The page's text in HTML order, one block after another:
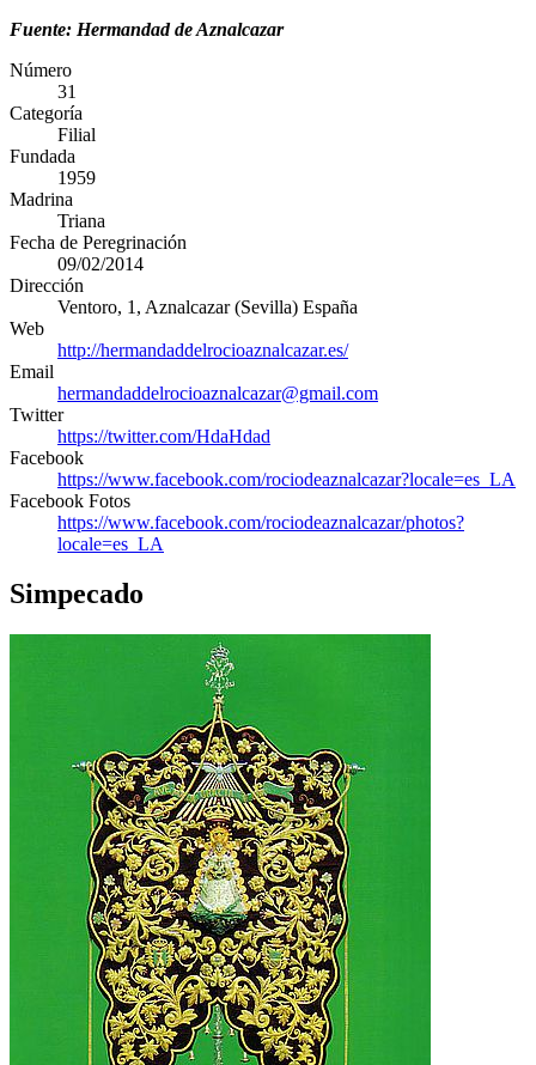
Fuente: Hermandad de Aznalcazar
Número
31
Categoría
Filial
Fundada
1959
Madrina
Triana
Fecha de Peregrinación
09/02/2014
Dirección
Ventoro, 1 , Aznalcazar(Sevilla) España
Web
http://hermandaddelrocioaznalcazar.es/
Email
hermandaddelrocioaznalcazar@gmail.com
Twitter
https://twitter.com/HdaHdad
Facebook
https://www.facebook.com/rociodeaznalcazar?locale=es_LA
Facebook Fotos
https://www.facebook.com/rociodeaznalcazar/photos?
locale=es_LA
Simpecado